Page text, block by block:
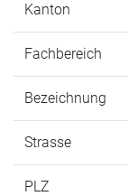
Kanton
Fachbereich
Bezeichnung
Strasse
PLZ